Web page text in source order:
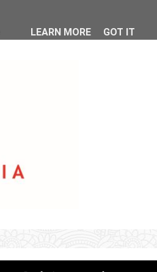
LEARN MORE GOT IT